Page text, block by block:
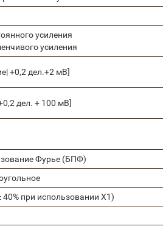
усиления
усиления
+0,2 дел.+2 мВ]
дел. + 100 мВ]
Фурье (БПФ)
при использовании X1)